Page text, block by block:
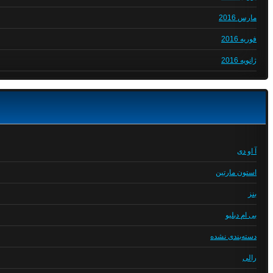
مارس 2016
فوریه 2016
ژانویه 2016
آ او دی
استون مارتین
بنز
بی ام دبلیو
دسته‌بندی نشده
رالی